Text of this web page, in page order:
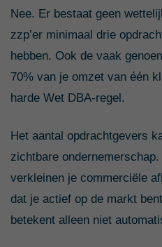
Nee. Er bestaat geen
zzp’er minimaal drie
hebben. Ook de vaak
70% van je omzet van één
harde Wet DBA-regel.
Het aantal opdrachtgevers
zichtbare
verkleinen je commerciële
dat je actief op de markt
betekent alleen niet